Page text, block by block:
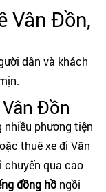
Vân Đồn,
dân và khách
Đồn
nhiều phương tiện
thuê xe đi Vân
chuyển qua cao
đồng hồ ngồi